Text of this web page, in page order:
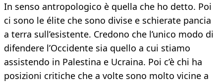
In senso antropologico è quella che ho detto. Poi
ci sono le élite che sono divise e schierate pancia
a terra sull’esistente. Credono che l’unico modo di
difendere l’Occidente sia quello a cui stiamo
assistendo in Palestina e Ucraina. Poi c’è chi ha
posizioni critiche che a volte sono molto vicine a